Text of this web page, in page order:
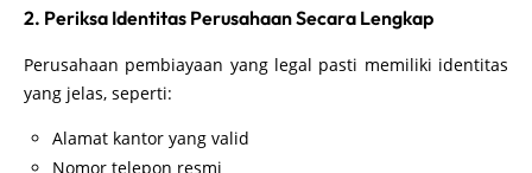
2. Periksa Identitas Perusahaan Secara Lengkap
Perusahaan pembiayaan yang legal pasti memiliki identitas
yang jelas, seperti:
Alamat kantor yang valid
Nomor telepon resmi